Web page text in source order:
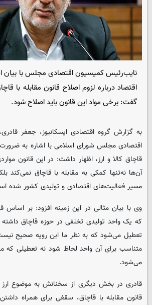
نایب‌رئیس کمیسیون اقتصادی مجلس با بیان
اقتصاد درباره لزوم اصلاح قانون مقابله با
گفت: برخی مواد این قانون باید اصلاح شود.
به گزارش گروه اقتصادی ایسکانیوز، جعفر
اقتصادی مجلس شورای اسلامی با اشاره به ضرورت
قاچاق کالا و ارز، اظهار داشت: در این قانون
آن‌ها نه‌تنها کمکی به مقابله با قاچاق نمی‌کند
مسیر فعالیت‌های اقتصادی و تولیدی کشور شده
وی با بیان مثالی در این زمینه افزود: بر اساس
که یک واحد تولیدی تخلفی در حوزه قاچاق داشته
تعطیل می‌شود که به نظر ما این رویه صحیح
متناسب برای آن واحد لحاظ شود نه تعطیلی که
می‌شود.
قادری در بخش دیگری از سخنانش به موضوع
قانون مقابله با قاچاق، سقفی برای همراه